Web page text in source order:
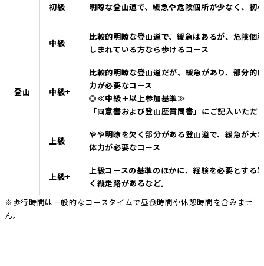
登山
初級 明瞭な登山道で、緩急や危険個所が少なく、初
中級
比較的明瞭な登山道で、緩急はあるが、危険個
しまれている方なら歩けるコース
中級+
比較的明瞭な登山道だが、緩急があり、部分的
力が必要なコース
◎≪中級＋以上参加基準≫
「同意書および登山歴質問書」にご記入いた
上級
やや明瞭を欠く部分がある登山道で、緩急が大
体力が必要なコース
上級+
上級コースの基準のほかに、経験を必要とする
く縦走路があるなど。
※歩行時間は一般的なコースタイムで昼食時間や休憩時間を含みませ
ん。